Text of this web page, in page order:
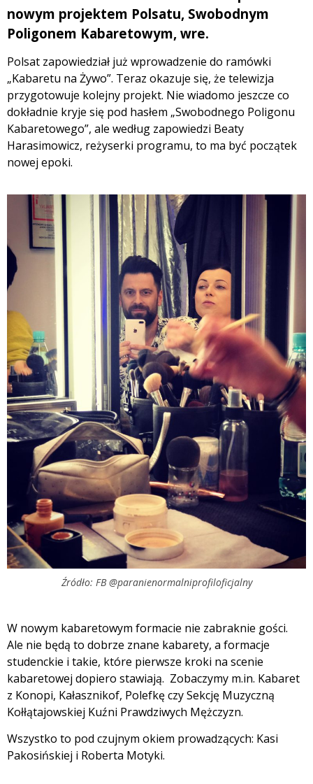
nowym projektem Polsatu, Swobodnym
Poligonem Kabaretowym, wre.
Polsat zapowiedział już wprowadzenie do ramówki
„Kabaretu na Żywo”. Teraz okazuje się, że telewizja
przygotowuje kolejny projekt. Nie wiadomo jeszcze co
dokładnie kryje się pod hasłem „Swobodnego Poligonu
Kabaretowego”, ale według zapowiedzi Beaty
Harasimowicz, reżyserki programu, to ma być początek
nowej epoki.
Źródło: FB @paranienormalniprofiloficjalny
W nowym kabaretowym formacie nie zabraknie gości.
Ale nie będą to dobrze znane kabarety, a formacje
studenckie i takie, które pierwsze kroki na scenie
kabaretowej dopiero stawiają. Zobaczymy m.in. Kabaret
z Konopi, Kałasznikof, Polefkę czy Sekcję Muzyczną
Kołłątajowskiej Kuźni Prawdziwych Mężczyzn.
Wszystko to pod czujnym okiem prowadzących: Kasi
Pakosińskiej i Roberta Motyki.